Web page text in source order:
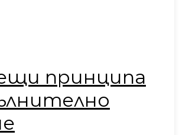
принципа